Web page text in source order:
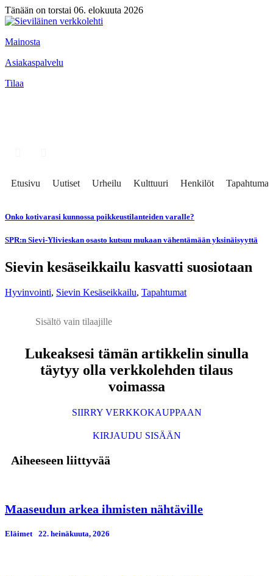
Tänään on torstai 06. elokuuta 2026
Mainosta
Asiakaspalvelu
Tilaa
Etusivu Uutiset Urheilu Kulttuuri Henkilöt Tapahtumat
Onko kotivarasi kunnossa poikkeustilanteiden varalle?
SPR:n Sievi-Ylivieskan osasto kutsuu mukaan vähentämään yksinäisyyttä
Sievin kesäseikkailu kasvatti suosiotaan
Hyvinvointi, Sievin Kesäseikkailu, Tapahtumat
Sisältö vain tilaajille
Lukeaksesi tämän artikkelin sinulla
täytyy olla verkkolehden tilaus
voimassa
SIIRRY VERKKOKAUPPAAN
KIRJAUDU SISÄÄN
Aiheeseen liittyvää
Maaseudun arkea ihmisten nähtäville
Eläimet 22. heinäkuuta, 2026